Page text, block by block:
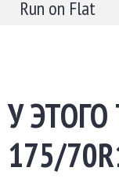
Run on Flat
У
175/